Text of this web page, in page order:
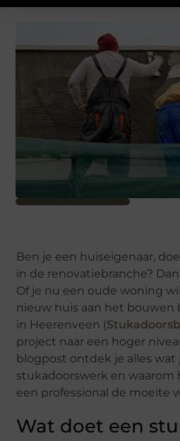
Ben je een huiseigenaar,
in de renovatiebranche?
Of je nu een oude woning
nieuw huis aan het bouwen
in Heerenveen (
project naar een hoger
blogpost ontdek je alles
stukadoorswerk en waarom
een professional de moeite
Wat doet een